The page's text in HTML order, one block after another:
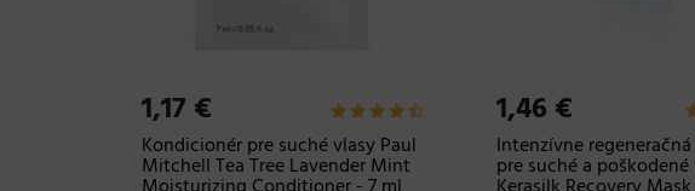
1,17 €
Šampón pre suché vlasy Paul
Mitchell Tea Tree Lavender Mint
1,46 €
Jemne čistiaci šampón
zväčšenie objemu